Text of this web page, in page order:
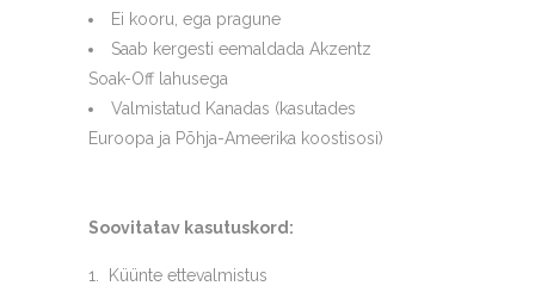
Ei kooru, ega pragune
Saab kergesti eemaldada Akzentz
Soak-Off lahusega
Valmistatud Kanadas (kasutades
Euroopa ja Põhja-Ameerika koostisosi)
Soovitatav kasutuskord:
Küünte ettevalmistus